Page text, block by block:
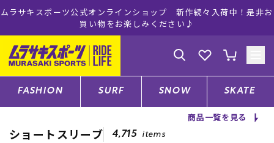
ムラサキスポーツ公式オンラインショップ 新作続々入荷中！是非お
買い物をお楽しみください♪
ゲスト様
ログイン 会員登録
店舗一覧
FASHION SURF SNOW SKATE
商品一覧を見る
ショートスリーブ 4,715 items